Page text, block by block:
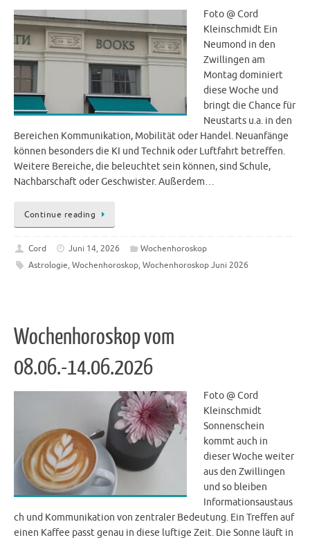
Foto @ Cord
Kleinschmidt Ein
Neumond in den
Zwillingen am
Montag dominiert
diese Woche und
bringt die Chance für
Neustarts u.a. in den
Bereichen Kommunikation, Mobilität oder Handel. Neuanfänge
können besonders die KI und Technik oder Luftfahrt betreffen.
Weitere Bereiche, die beleuchtet sein können, sind Schule,
Nachbarschaft oder Geschwister. Außerdem…
Continue reading
Cord Juni 14, 2026
Wochenhoroskop
Astrologie, Wochenhoroskop, Wochenhoroskop Juni 2026
Wochenhoroskop vom
08.06.-14.06.2026
Foto @ Cord
Kleinschmidt
Sonnenschein
kommt auch in
dieser Woche weiter
aus den Zwillingen
und so bleiben
Informationsaustaus
ch und Kommunikation von zentraler Bedeutung. Ein Treffen auf
einen Kaffee passt genau in diese luftige Zeit. Die Sonne läuft in